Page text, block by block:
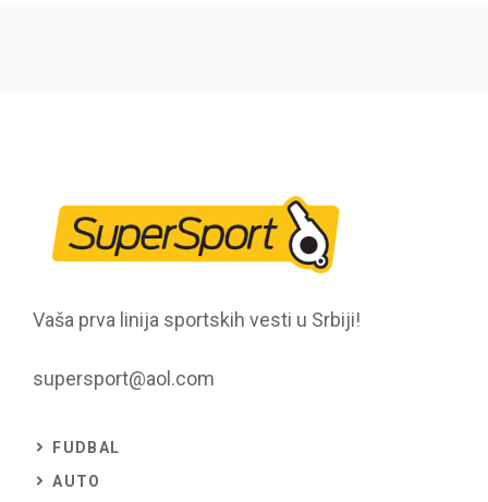
Vaša prva linija sportskih vesti u Srbiji!
supersport@aol.com
FUDBAL
AUTO